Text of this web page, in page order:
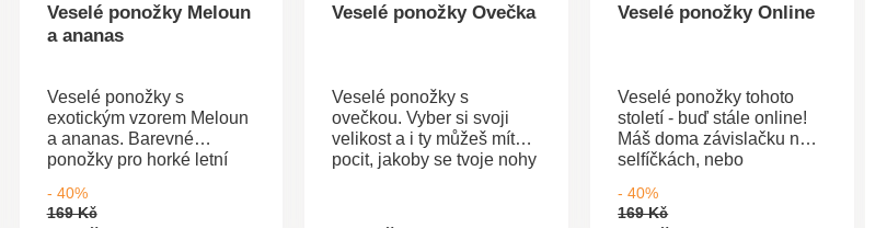
Veselé ponožky Meloun
a ananas
Veselé ponožky s
exotickým vzorem Meloun
a ananas. Barevné
ponožky pro horké letní
získejte možnost 3
kombinací ponožek
- 40%
169 Kč
Veselé ponožky Ovečka
Veselé ponožky s
ovečkou. Vyber si svoji
velikost a i ty můžeš mít
pocit, jakoby se tvoje nohy
Veselé ponožky Online
Veselé ponožky tohoto
století - buď stále online!
Máš doma závislačku na
selfíčkách, nebo
Těmito ponožkami u nich
určitě zaboduješ.Tajný
- 40%
169 Kč